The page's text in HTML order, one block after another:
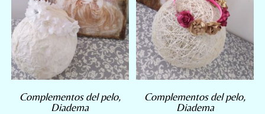
Complementos del pelo,
Diadema
Complementos del pelo,
Diadema